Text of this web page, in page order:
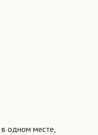
одном месте,